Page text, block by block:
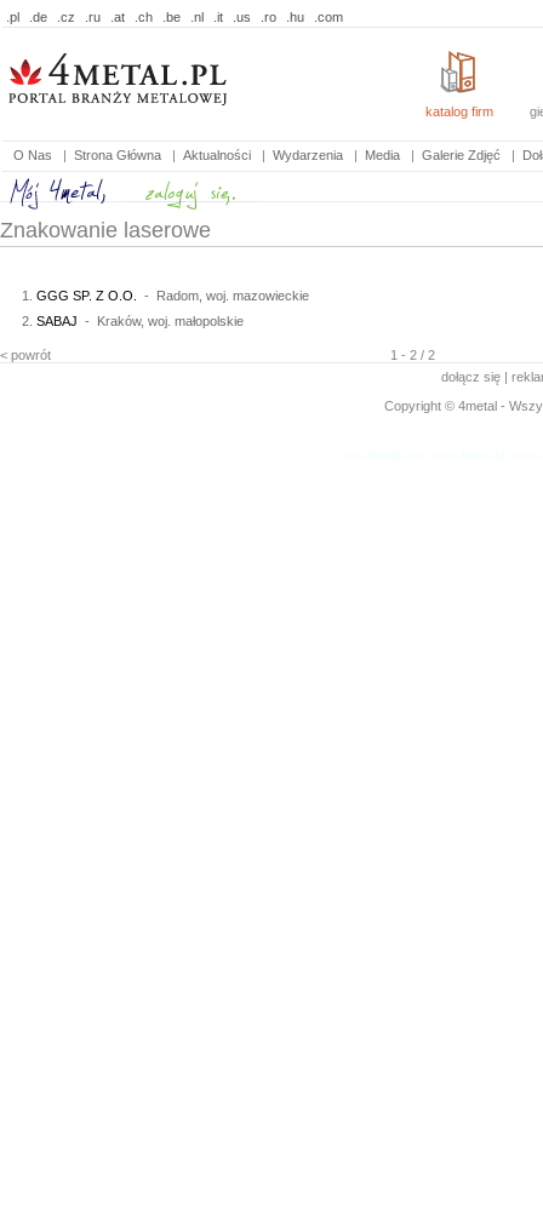
.pl .de .cz .ru .at .ch .be .nl .it .us .ro .hu .com
katalog firm
O Nas | Strona Główna | Aktualności | Wydarzenia | Media | Galerie Zdjęć |
Znakowanie laserowe
GGG SP. Z O.O.
- Radom, woj. mazowieckie
SABAJ - Kraków, woj. małopolskie
< powrót
1 - 2 / 2
dołącz się |
Copyright © 4metal -